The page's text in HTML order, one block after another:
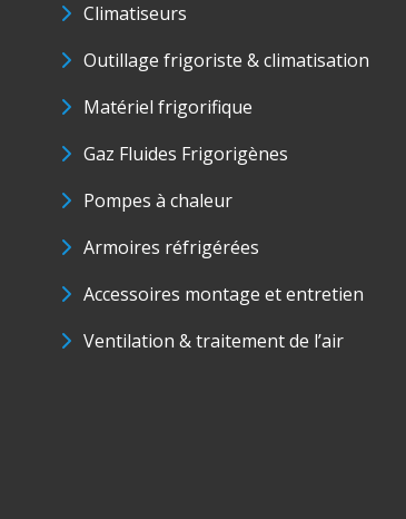
Climatiseurs
Outillage frigoriste & climatisation
Matériel frigorifique
Gaz Fluides Frigorigènes
Pompes à chaleur
Armoires réfrigérées
Accessoires montage et entretien
Ventilation & traitement de l’air